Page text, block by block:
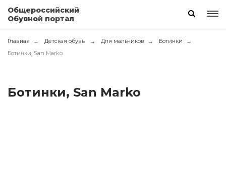
Общероссийский
Обувной портал
Главная Детская обувь Для мальчиков
Ботинки
Ботинки, San Marko
Ботинки, San Marko